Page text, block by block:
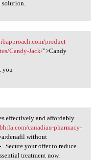
solution.
product-
Candy-Jack/”>Candy
you
effectively and affordably
canadian-pharmacy-
without
Secure your offer to reduce
treatment now.